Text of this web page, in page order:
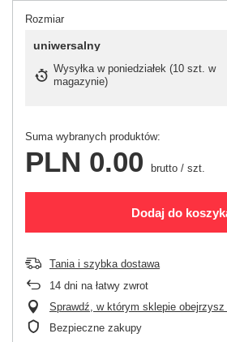
Rozmiar
uniwersalny
Wysyłka w poniedziałek (10 szt. w
magazynie)
Suma wybranych produktów:
PLN 0.00 brutto / szt.
Dodaj do
Tania i szybka dostawa
14 dni na łatwy zwrot
Sprawdź, w którym sklepie
Bezpieczne zakupy